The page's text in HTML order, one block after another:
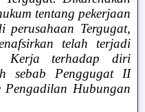
tentang pekerjaan
perusahaan Tergugat,
telah terjadi
Kerja terhadap diri
sebab Penggugat II
Pengadilan Hubungan